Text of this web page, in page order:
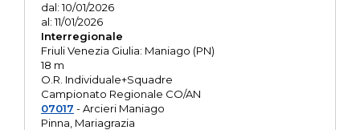
dal: 10/01/2026
al: 11/01/2026
Interregionale
Friuli Venezia Giulia: Maniago (PN)
18 m
O.R. Individuale+Squadre
Campionato Regionale CO/AN
07017 - Arcieri Maniago
Pinna, Mariagrazia